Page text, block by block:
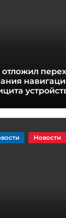
отложил
Новости